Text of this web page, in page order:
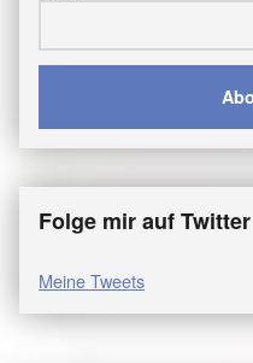
Folge mir auf Twitter
Meine Tweets